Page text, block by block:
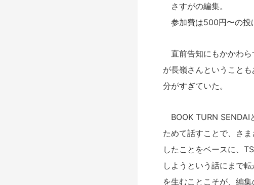
さすがの編集。
参加費は500円〜の投
直前告知にもかかわら
が長嶺さんということ
分がすぎていた。
BOOK TURN SENDAI
ためて話すことで、さ
したことをベースに、
しようという話にまで
を生むことこそが、編